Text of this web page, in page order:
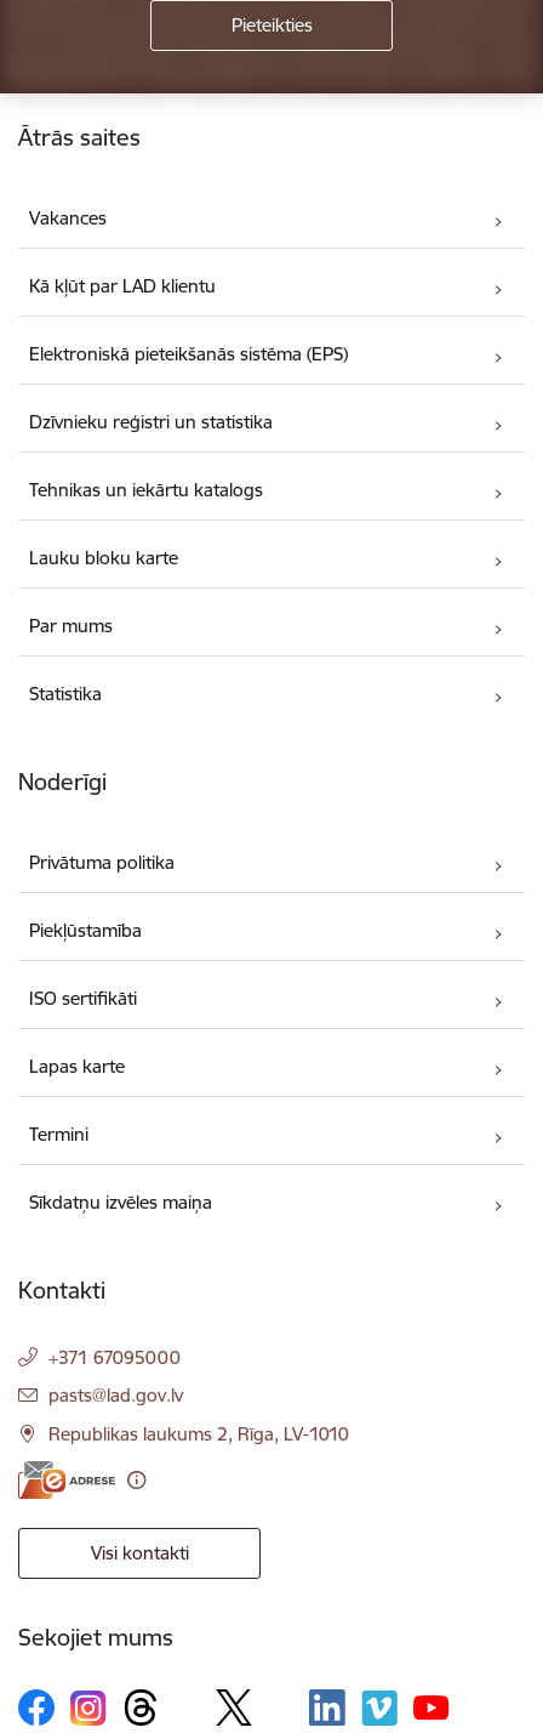
Kājene
Ātrās saites
Vakances
Kā kļūt par LAD klientu
Elektroniskā pieteikšanās sistēma (EPS)
Dzīvnieku reģistri un statistika
Tehnikas un iekārtu katalogs
Lauku bloku karte
Par mums
Statistika
Noderīgi
Privātuma politika
Piekļūstamība
ISO sertifikāti
Lapas karte
Termini
Sīkdatņu izvēles maiņa
Kontakti
+371 67095000
E-pasts:
pasts@lad.gov.lv
Republikas laukums 2, Rīga, LV-1010
Visi kontakti
Sekojiet mums